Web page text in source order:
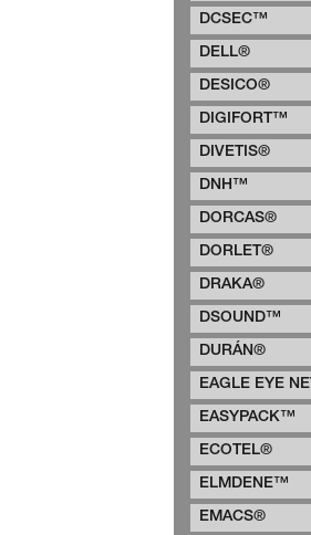
DCSEC™
DELL®
DESICO®
DIGIFORT™
DIVETIS®
DNH™
DORCAS®
DORLET®
DRAKA®
DSOUND™
DURÁN®
EAGLE EYE
EASYPACK™
ECOTEL®
ELMDENE™
EMACS®